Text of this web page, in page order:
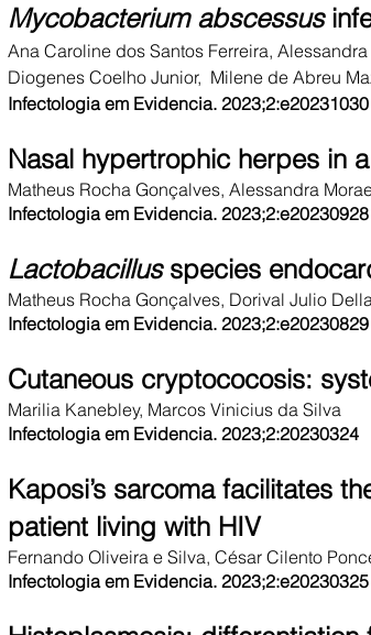
Mycobacterium abscessus
Ana Caroline dos Santos Ferreira,
Diogenes Coelho Junior, Milene de Abreu
Infectologia em Evidencia. 2023;2:e20231030
Nasal hypertrophic herpes in
Matheus Rocha Gonçalves, Alessandra
Infectologia em Evidencia. 2023;2:e20230928
Lactobacillusspecies
Matheus Rocha Gonçalves, Dorival Julio
Infectologia em Evidencia. 2023;2:e20230829
Cutaneous cryptococosis:
Marilia Kanebley, Marcos Vinicius da Silva
Infectologia em Evidencia. 2023;2:20230324
Kaposi’s sarcoma facilitates
patient living with HIV
Fernando Oliveira e Silva, César Cilento
Infectologia em Evidencia. 2023;2:e20230325